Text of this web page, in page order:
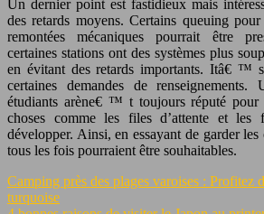
Un dernier point est fastidieux mais
des retards moyens. Certains queuing
remontées mécaniques pourrait être
certaines stations ont des systèmes plus
en évitant des retards importants. Itâ€ ™
certaines demandes de
étudiants arène€ ™ t toujours réputé pour
choses comme les files d’attente et les
développer. Ainsi, en essayant de garder
tous les fois pourraient être souhaitables.
Camping près des plages varoises : Profitez
turquoise